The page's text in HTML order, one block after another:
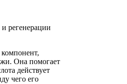
регенерации
Она помогает
действует
чего его